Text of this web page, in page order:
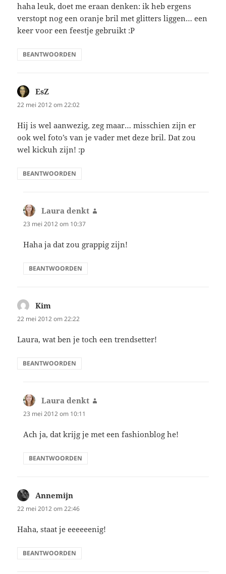
haha leuk, doet me eraan denken: ik heb ergens
verstopt nog een oranje bril met glitters liggen… een
keer voor een feestje gebruikt :P
BEANTWOORDEN
EsZ
22 mei 2012 om 22:02
Hij is wel aanwezig, zeg maar… misschien zijn er
ook wel foto’s van je vader met deze bril. Dat zou
wel kickuh zijn! :p
BEANTWOORDEN
Laura denkt
23 mei 2012 om 10:37
Haha ja dat zou grappig zijn!
BEANTWOORDEN
Kim
22 mei 2012 om 22:22
Laura, wat ben je toch een trendsetter!
BEANTWOORDEN
Laura denkt
23 mei 2012 om 10:11
Ach ja, dat krijg je met een fashionblog he!
BEANTWOORDEN
Annemijn
22 mei 2012 om 22:46
Haha, staat je eeeeeenig!
BEANTWOORDEN